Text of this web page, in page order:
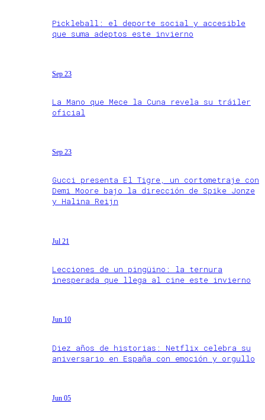
Pickleball: el deporte social y accesible
que suma adeptos este invierno
Sep 23
La Mano que Mece la Cuna revela su tráiler
oficial
Sep 23
Gucci presenta El Tigre, un cortometraje con
Demi Moore bajo la dirección de Spike Jonze
y Halina Reijn
Jul 21
Lecciones de un pingüino: la ternura
inesperada que llega al cine este invierno
Jun 10
Diez años de historias: Netflix celebra su
aniversario en España con emoción y orgullo
Jun 05